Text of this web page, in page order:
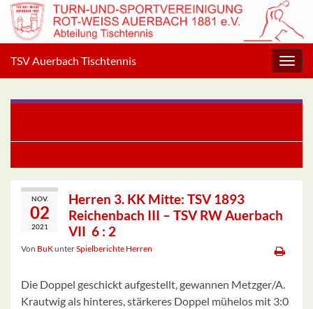
TSV Auerbach Tischtennis
NOV.
02
2021
Herren 3. KK Mitte: TSV 1893
Reichenbach III – TSV RW Auerbach
VII 6 : 2
Von BuKunterSpielberichte Herren
Die Doppel geschickt aufgestellt, gewannen Metzger/A.
Krautwig als hinteres, stärkeres Doppel mühelos mit 3:0